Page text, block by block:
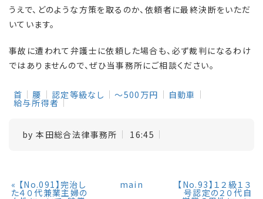
うえで、どのような方策を取るのか、依頼者に最終決断をいただ
いています。
事故に遭われて弁護士に依頼した場合も、必ず裁判になるわけ
ではありませんので、ぜひ当事務所にご相談ください。
首 腰 認定等級なし ～500万円 自動車
給与所得者
by本田総合法律事務所 16:45
« 【No.091】完治し
た４０代兼業主婦の
main 【No.93】１２級１３
号認定の２０代自